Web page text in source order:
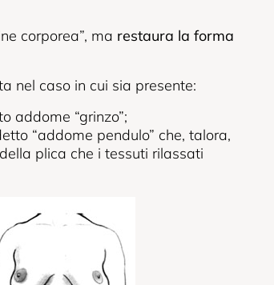
corporea”, ma restaura la forma
nel caso in cui sia presente:
addome “grinzo”;
“addome pendulo” che, talora,
plica che i tessuti rilassati